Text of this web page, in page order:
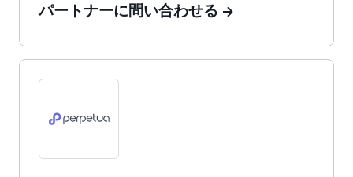
パートナーに問い合わせる